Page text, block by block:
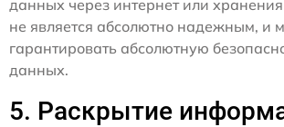
данных через интернет или
не является абсолютно надежным, и
гарантировать абсолютную
данных.
5. Раскрытие